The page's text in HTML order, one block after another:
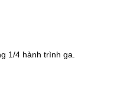
1/4 hành trình ga.